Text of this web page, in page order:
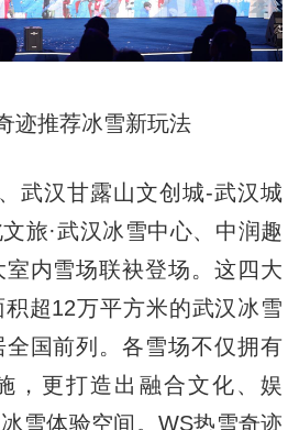
迹推荐冰雪新玩法
汉甘露山文创城-武汉城
旅·武汉冰雪中心、中润趣
内雪场联袂登场。这四大
超12万平方米的武汉冰雪
国前列。各雪场不仅拥有
，更打造出融合文化、娱
雪体验空间。WS热雪奇迹